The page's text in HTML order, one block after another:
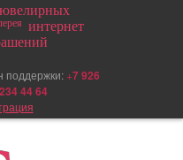
ювелирных
интернет
+7 926
44 64